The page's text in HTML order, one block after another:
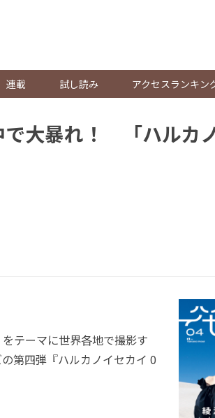
連載 試し読み アクセスランキン
で大暴れ！ 「ハルカ
テーマに世界各地で撮影す
第四弾『ハルカノイセカイ 0